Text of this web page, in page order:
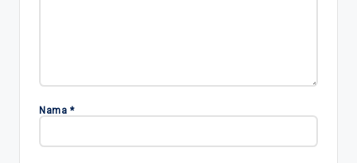
Nama *